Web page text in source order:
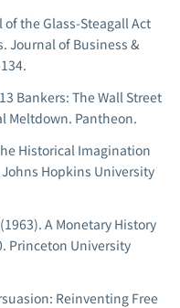
of the Glass-Steagall Act
Journal of Business &
13 Bankers: The Wall Street
Meltdown. Pantheon.
Historical Imagination
Johns Hopkins University
A Monetary History
. Princeton University
Reinventing Free